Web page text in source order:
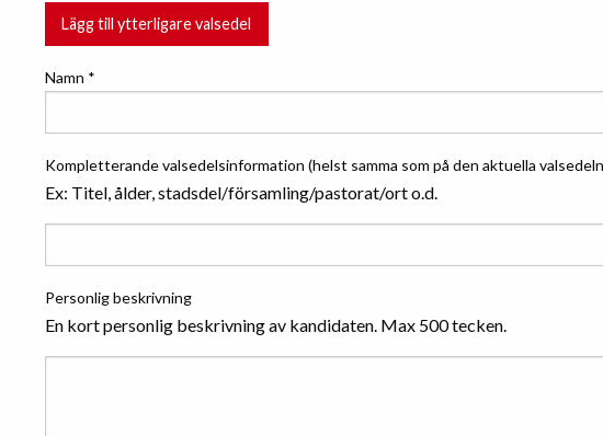
Lägg till ytterligare valsedel
Namn *
Kompletterande valsedelsinformation (helst samma som på den aktuella
Ex: Titel, ålder, stadsdel/församling/pastorat/ort o.d.
Personlig beskrivning
En kort personlig beskrivning av kandidaten. Max 500 tecken.